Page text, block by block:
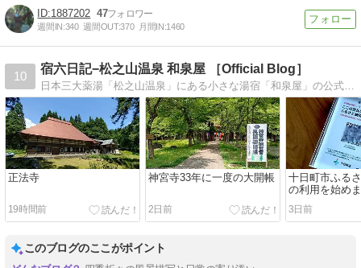
1887202 47
週間IN:340 週間OUT:370 月間IN:1460
10
宿六日記−松之山温泉 和泉屋 ［Official Blog］
日本三大薬湯「松之山温泉」にある小さな湯宿「和泉屋」の公式Blogです。
正法寺
19時間前
神宮寺33年に一度の大開帳
2日前
十日町市ふる
の利用を始め
3日前
このブログのここがポイント